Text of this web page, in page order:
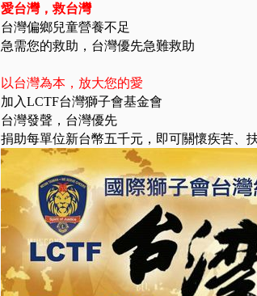
愛台灣，救台灣
台灣偏鄉兒童營養不足
急需您的救助，台灣優先急難救助
以台灣為本，放大您的愛
加入LCTF台灣獅子會基金會
台灣發聲，台灣優先
捐助每單位新台幣五千元，即可關懷疾苦、